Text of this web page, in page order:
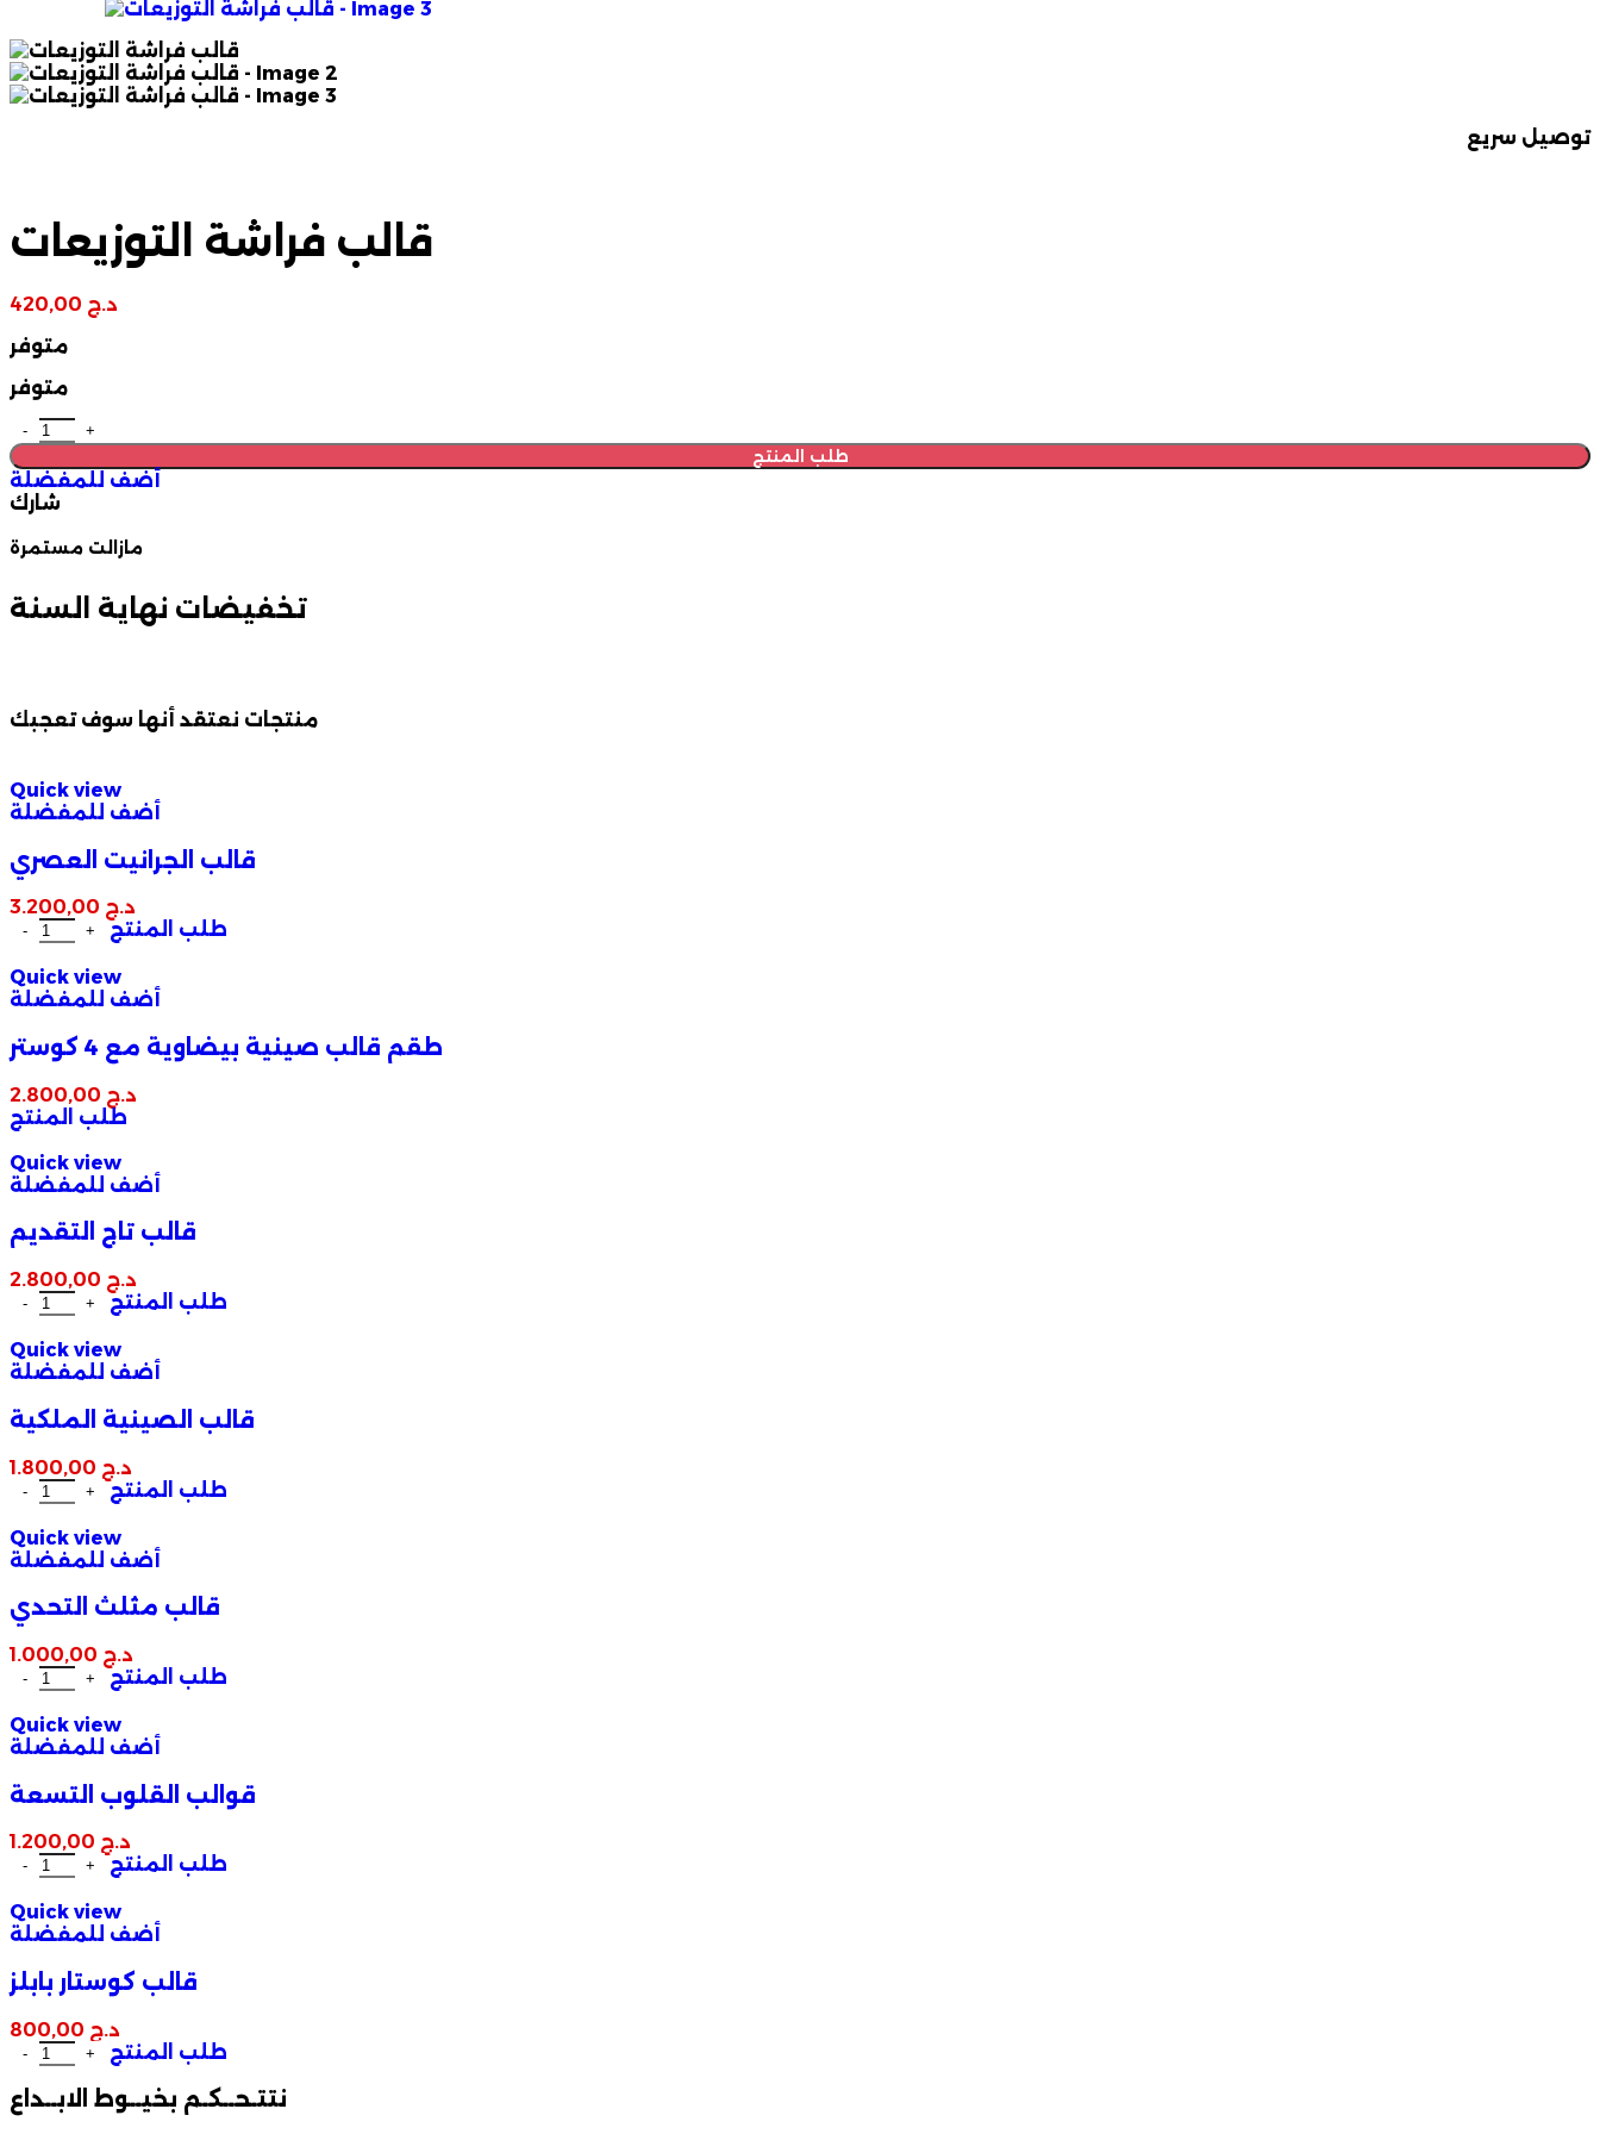
توصيل سريع
قالب فراشة التوزيعات
د.ج
متوفر
متوفر
طلب المنتج
أضف للمفضلة
شارك
مازالت مستمرة
تخفيضات نهاية السنة
منتجات نعتقد أنها سوف تعجبك
Quick view
أضف للمفضلة
قالب الجرانيت العصري
د.ج
طلب المنتج
Quick view
أضف للمفضلة
طقم قالب صينية بيضاوية مع 4 كوستر
د.ج
طلب المنتج
Quick view
أضف للمفضلة
قالب تاج التقديم
د.ج
طلب المنتج
Quick view
أضف للمفضلة
قالب الصينية الملكية
د.ج
طلب المنتج
Quick view
أضف للمفضلة
قالب مثلث التحدي
د.ج
طلب المنتج
Quick view
أضف للمفضلة
قوالب القلوب التسعة
د.ج
طلب المنتج
Quick view
أضف للمفضلة
قالب كوستار بابلز
د.ج
طلب المنتج
نتتـحــكـم بخيــوط الابــداع